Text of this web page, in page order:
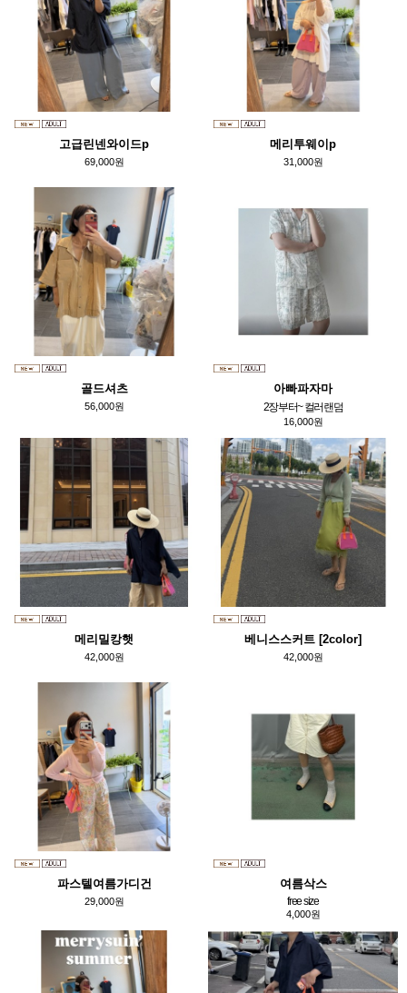
고급린넨와이드p
69,000원
메리투웨이p
31,000원
골드셔츠
56,000원
아빠파자마
2장부터~ 컬러랜덤
16,000원
메리밀캉햇
42,000원
베니스스커트 [2color]
42,000원
파스텔여름가디건
29,000원
여름삭스
free size
4,000원